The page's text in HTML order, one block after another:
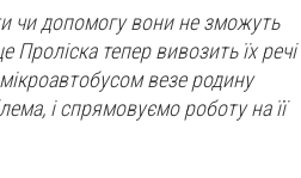
чи допомогу вони не зможуть
тепер вивозить їх речі
везе родину
і спрямовуємо роботу на її